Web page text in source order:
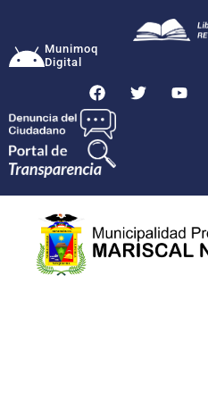
Munimoq
Digital